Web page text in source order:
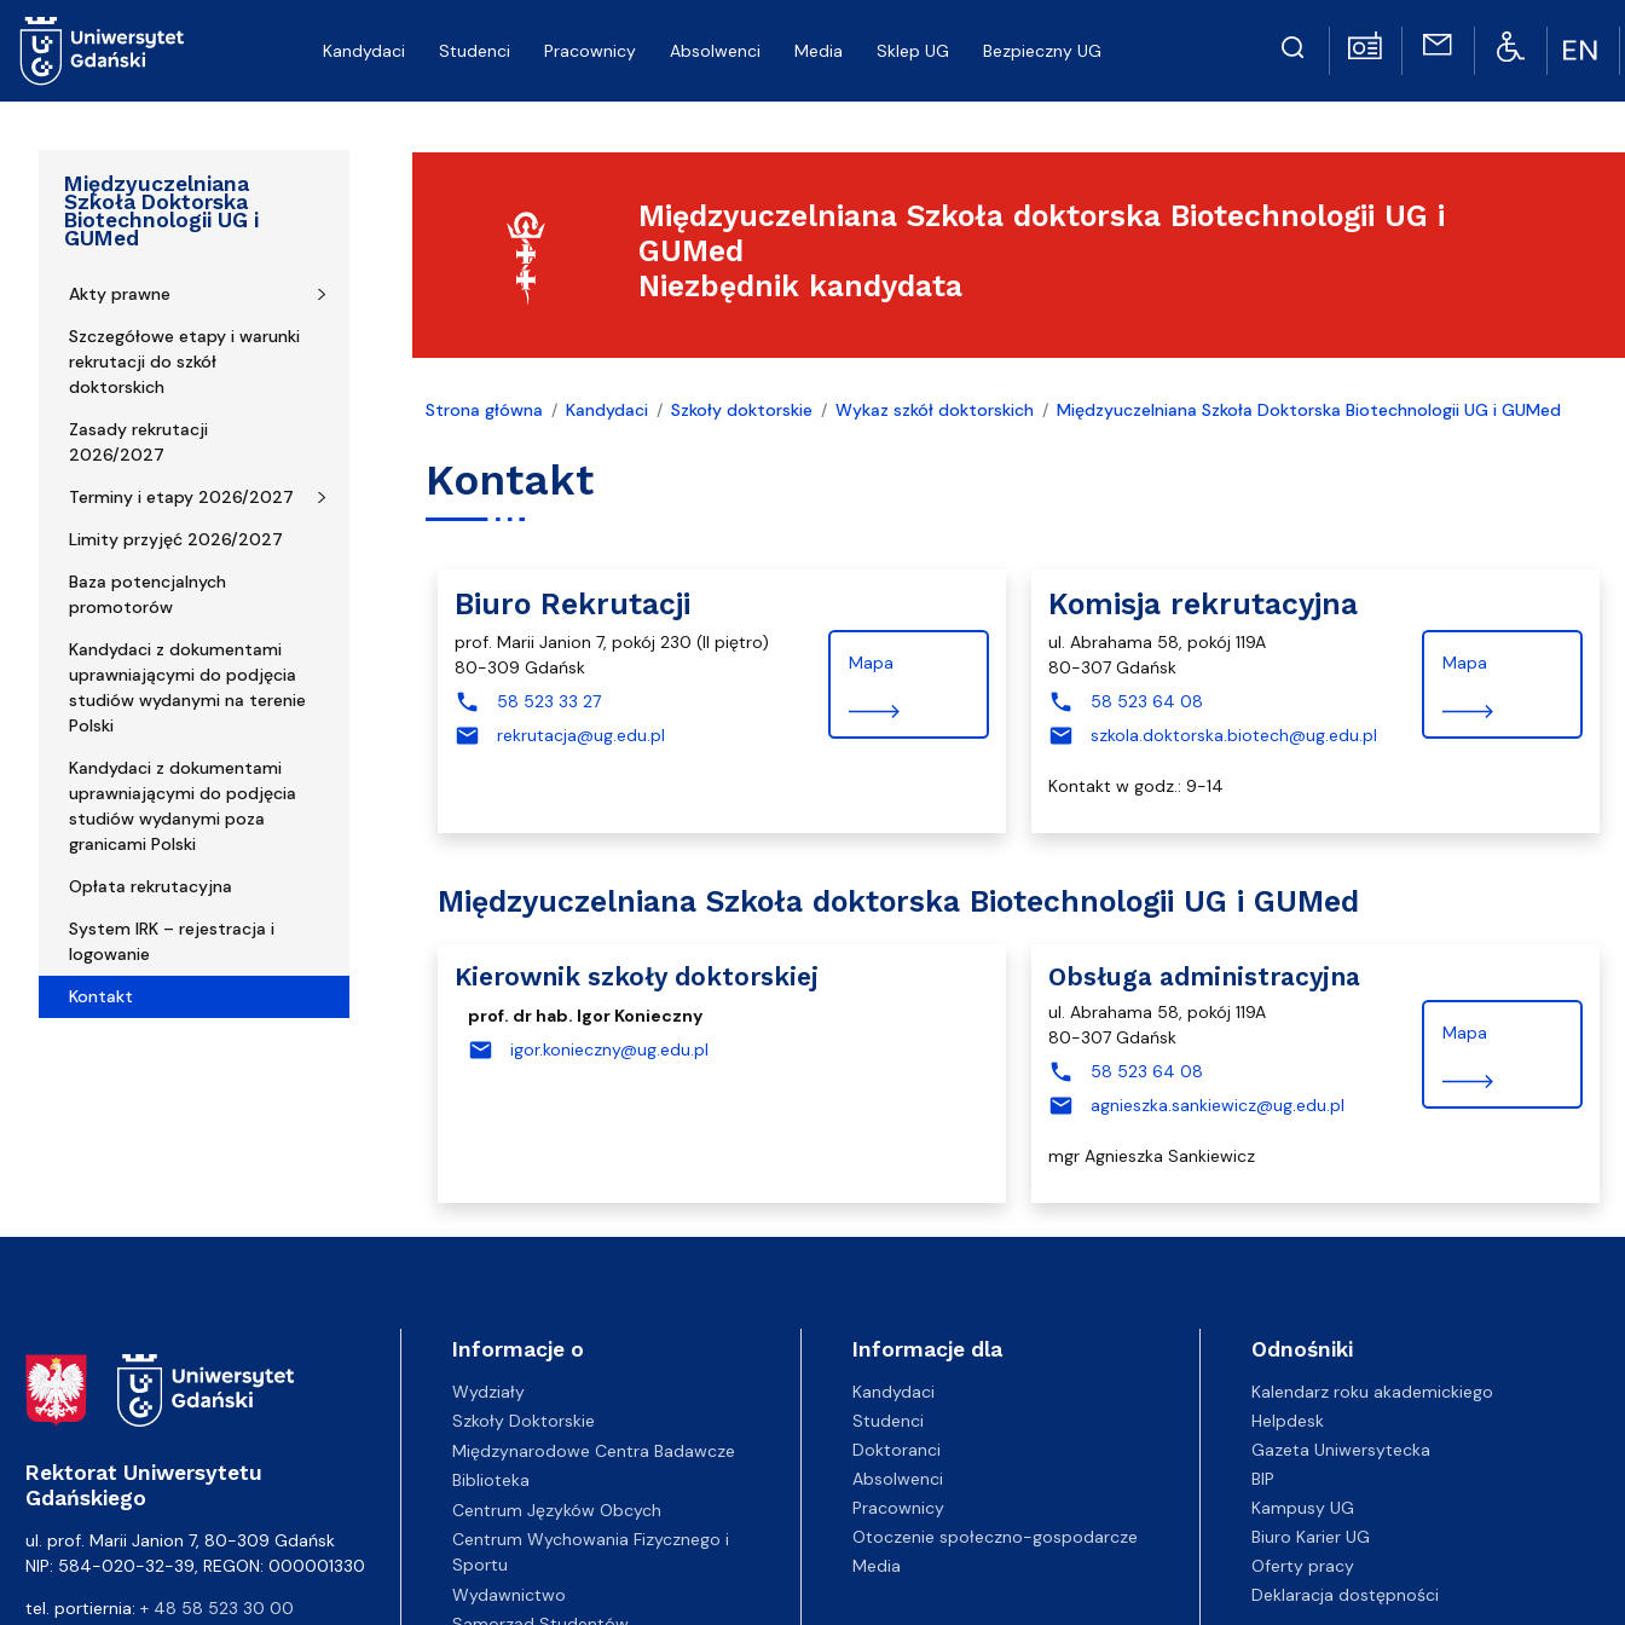
Kandydaci
Studenci Pracownicy Absolwenci Media Sklep UG Bezpieczny UG
Międzyuczelniana
Szkoła Doktorska
Biotechnologii UG i
GUMed
Akty prawne
Szczegółowe etapy i warunki
rekrutacji do szkół
doktorskich
Zasady rekrutacji
2026/2027
Terminy i etapy 2026/2027
Limity przyjęć 2026/2027
Baza potencjalnych
promotorów
Kandydaci z dokumentami
uprawniającymi do podjęcia
studiów wydanymi na terenie
Polski
Kandydaci z dokumentami
uprawniającymi do podjęcia
studiów wydanymi poza
granicami Polski
Opłata rekrutacyjna
System IRK – rejestracja i
logowanie
Kontakt
Międzyuczelniana Szkoła doktorska Biotechnologii UG i
GUMed
Niezbędnik kandydata
Strona główna Kandydaci Szkoły doktorskie Wykaz szkół doktorskich Międzyuczelniana Szkoła Doktorska Biotechnologii UG i GUMed
Kontakt
Biuro Rekrutacji
prof. Marii Janion 7, pokój 230 (II piętro)
80-309 Gdańsk
phone 58 523 33 27
mail rekrutacja@ug.edu.pl
Mapa
Komisja rekrutacyjna
ul. Abrahama 58, pokój 119A
80-307 Gdańsk
phone 58 523 64 08
mail szkola.doktorska.biotech@ug.edu.pl
Kontakt w godz.: 9-14
Mapa
Międzyuczelniana Szkoła doktorska Biotechnologii UG i GUMed
Kierownik szkoły doktorskiej
prof. dr hab. Igor Konieczny
mail igor.konieczny@ug.edu.pl
Obsługa administracyjna
ul. Abrahama 58, pokój 119A
80-307 Gdańsk
phone 58 523 64 08
mail agnieszka.sankiewicz@ug.edu.pl
mgr Agnieszka Sankiewicz
Mapa
Adres Rektoratu
Rektorat Uniwersytetu
Gdańskiego
ul. prof. Marii Janion 7, 80-309 Gdańsk
NIP: 584-020-32-39, REGON: 000001330
tel. portiernia: + 48 58 523 30 00
Informacje o
Wydziały
Szkoły Doktorskie
Międzynarodowe Centra Badawcze
Biblioteka
Centrum Języków Obcych
Centrum Wychowania Fizycznego i
Sportu
Wydawnictwo
Informacje dla
Kandydaci
Studenci
Doktoranci
Absolwenci
Pracownicy
Otoczenie społeczno-gospodarcze
Media
Odnośniki
Kalendarz roku akademickiego
Helpdesk
Gazeta Uniwersytecka
BIP
Kampusy UG
Biuro Karier UG
Oferty pracy
Deklaracja dostępności